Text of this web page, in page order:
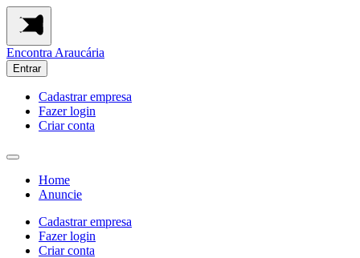
Encontra Araucária
Entrar
Cadastrar empresa
Fazer login
Criar conta
Home
Anuncie
Cadastrar empresa
Fazer login
Criar conta